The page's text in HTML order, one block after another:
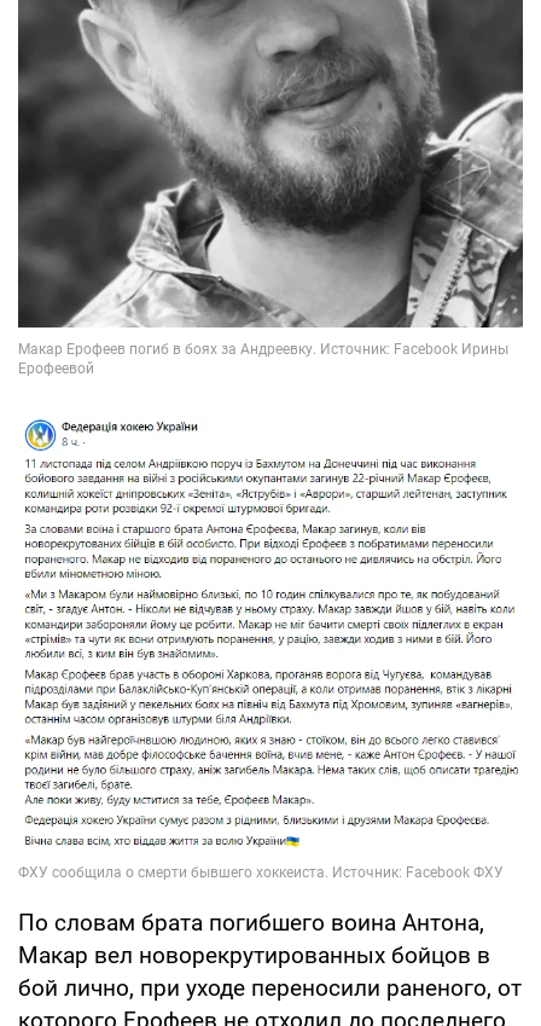
По словам брата погибшего воина Антона,
Макар вел новорекрутированных бойцов в
бой лично, при уходе переносили раненого, от